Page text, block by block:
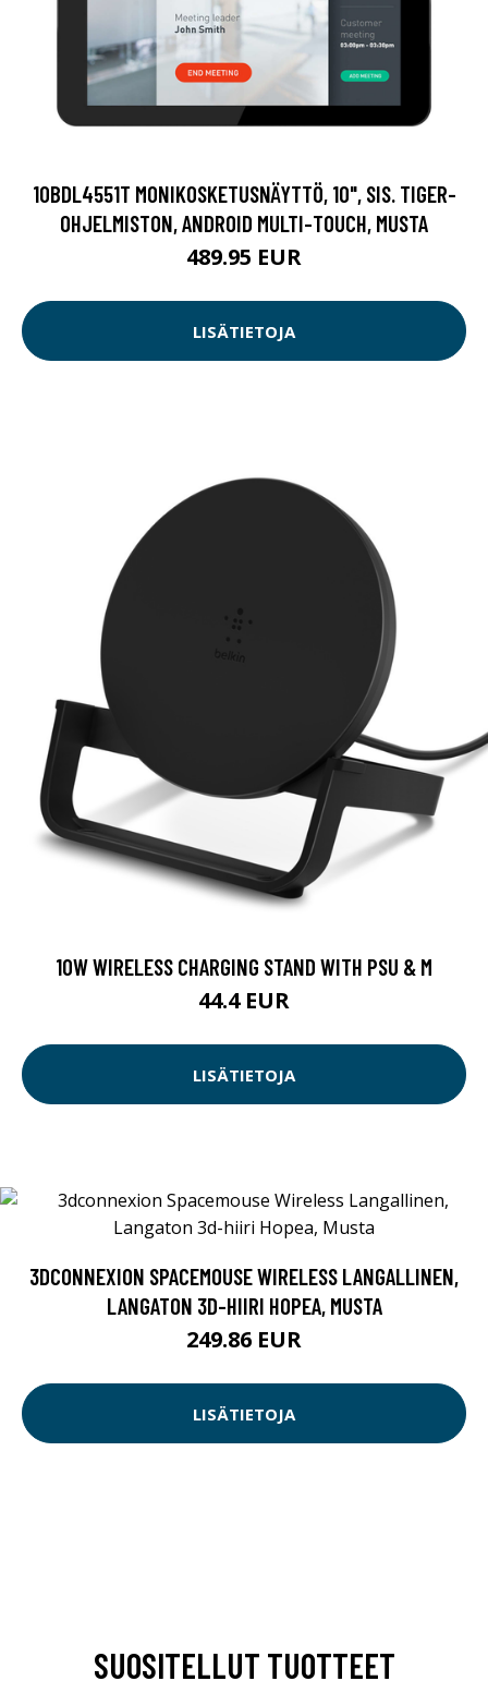
10BDL4551T MONIKOSKETUSNÄYTTÖ, 10", SIS. TIGER-
OHJELMISTON, ANDROID MULTI-TOUCH, MUSTA
489.95 EUR
LISÄTIETOJA
10W WIRELESS CHARGING STAND WITH PSU & M
44.4 EUR
LISÄTIETOJA
3DCONNEXION SPACEMOUSE WIRELESS LANGALLINEN,
LANGATON 3D-HIIRI HOPEA, MUSTA
249.86 EUR
LISÄTIETOJA
SUOSITELLUT TUOTTEET